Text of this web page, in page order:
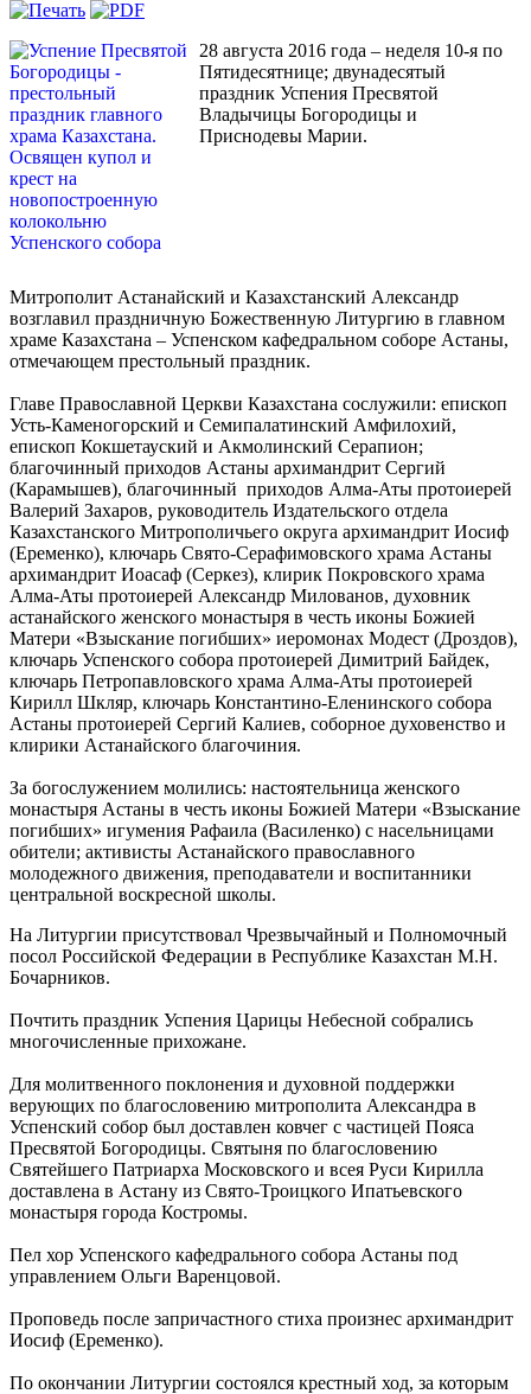
28 августа 2016 года – неделя 10-я по
Пятидесятнице; двунадесятый
праздник Успения Пресвятой
Владычицы Богородицы и
Приснодевы Марии.
Митрополит Астанайский и Казахстанский Александр
возглавил праздничную Божественную Литургию в главном
храме Казахстана – Успенском кафедральном соборе Астаны,
отмечающем престольный праздник.
Главе Православной Церкви Казахстана сослужили: епископ
Усть-Каменогорский и Семипалатинский Амфилохий,
епископ Кокшетауский и Акмолинский Серапион;
благочинный приходов Астаны архимандрит Сергий
(Карамышев), благочинный приходов Алма-Аты протоиерей
Валерий Захаров, руководитель Издательского отдела
Казахстанского Митрополичьего округа архимандрит Иосиф
(Еременко), ключарь Свято-Серафимовского храма Астаны
архимандрит Иоасаф (Серкез), клирик Покровского храма
Алма-Аты протоиерей Александр Милованов, духовник
астанайского женского монастыря в честь иконы Божией
Матери «Взыскание погибших» иеромонах Модест (Дроздов),
ключарь Успенского собора протоиерей Димитрий Байдек,
ключарь Петропавловского храма Алма-Аты протоиерей
Кирилл Шкляр, ключарь Константино-Еленинского собора
Астаны протоиерей Сергий Калиев, соборное духовенство и
клирики Астанайского благочиния.
За богослужением молились: настоятельница женского
монастыря Астаны в честь иконы Божией Матери «Взыскание
погибших» игумения Рафаила (Василенко) с насельницами
обители; активисты Астанайского православного
молодежного движения, преподаватели и воспитанники
центральной воскресной школы.
На Литургии присутствовал Чрезвычайный и Полномочный
посол Российской Федерации в Республике Казахстан М.Н.
Бочарников.
Почтить праздник Успения Царицы Небесной собрались
многочисленные прихожане.
Для молитвенного поклонения и духовной поддержки
верующих по благословению митрополита Александра в
Успенский собор был доставлен ковчег с частицей Пояса
Пресвятой Богородицы. Святыня по благословению
Святейшего Патриарха Московского и всея Руси Кирилла
доставлена в Астану из Свято-Троицкого Ипатьевского
монастыря города Костромы.
Пел хор Успенского кафедрального собора Астаны под
управлением Ольги Варенцовой.
Проповедь после запричастного стиха произнес архимандрит
Иосиф (Еременко).
По окончании Литургии состоялся крестный ход, за которым